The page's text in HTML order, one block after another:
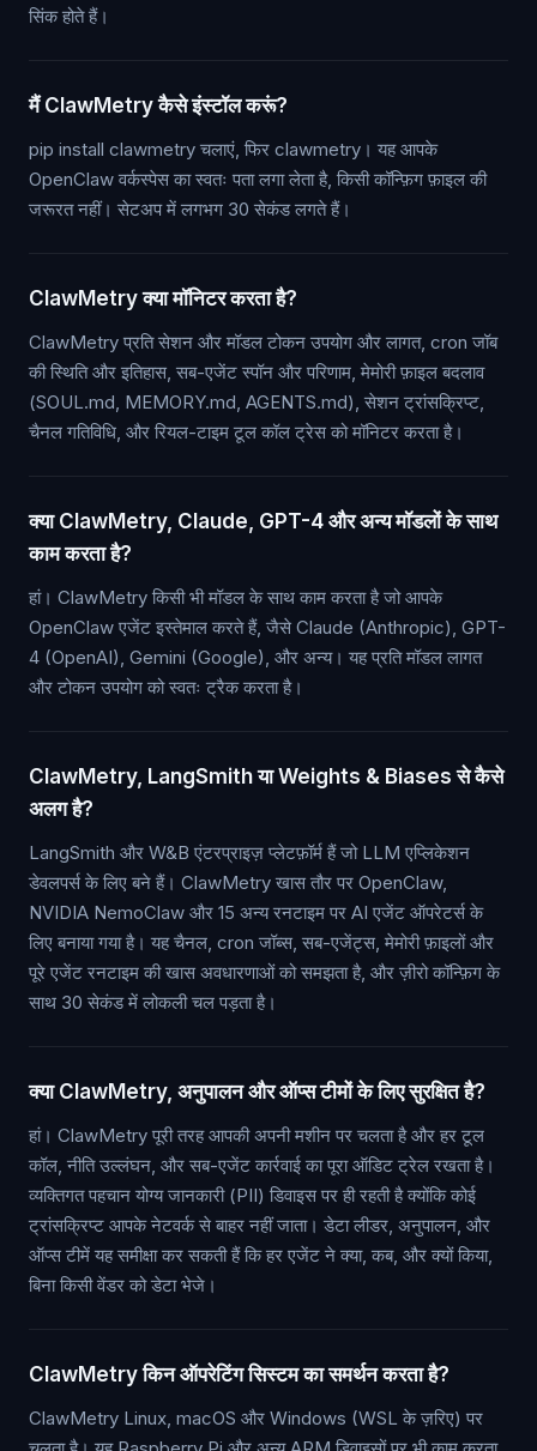
सिंक होते हैं।
मैं ClawMetry कैसे इंस्टॉल करूं?
pip install clawmetry चलाएं, फिर clawmetry। यह आपके
OpenClaw वर्कस्पेस का स्वतः पता लगा लेता है, किसी कॉन्फ़िग फ़ाइल की
जरूरत नहीं। सेटअप में लगभग 30 सेकंड लगते हैं।
ClawMetry क्या मॉनिटर करता है?
ClawMetry प्रति सेशन और मॉडल टोकन उपयोग और लागत, cron जॉब
की स्थिति और इतिहास, सब-एजेंट स्पॉन और परिणाम, मेमोरी फ़ाइल बदलाव
(SOUL.md, MEMORY.md, AGENTS.md), सेशन ट्रांसक्रिप्ट,
चैनल गतिविधि, और रियल-टाइम टूल कॉल ट्रेस को मॉनिटर करता है।
क्या ClawMetry, Claude, GPT-4 और अन्य मॉडलों के साथ
काम करता है?
हां। ClawMetry किसी भी मॉडल के साथ काम करता है जो आपके
OpenClaw एजेंट इस्तेमाल करते हैं, जैसे Claude (Anthropic), GPT-
4 (OpenAI), Gemini (Google), और अन्य। यह प्रति मॉडल लागत
और टोकन उपयोग को स्वतः ट्रैक करता है।
ClawMetry, LangSmith या Weights & Biases से कैसे
अलग है?
LangSmith और W&B एंटरप्राइज़ प्लेटफ़ॉर्म हैं जो LLM एप्लिकेशन
डेवलपर्स के लिए बने हैं। ClawMetry खास तौर पर OpenClaw,
NVIDIA NemoClaw और 15 अन्य रनटाइम पर AI एजेंट ऑपरेटर्स के
लिए बनाया गया है। यह चैनल, cron जॉब्स, सब-एजेंट्स, मेमोरी फ़ाइलों और
पूरे एजेंट रनटाइम की खास अवधारणाओं को समझता है, और ज़ीरो कॉन्फ़िग के
साथ 30 सेकंड में लोकली चल पड़ता है।
क्या ClawMetry, अनुपालन और ऑप्स टीमों के लिए सुरक्षित है?
हां। ClawMetry पूरी तरह आपकी अपनी मशीन पर चलता है और हर टूल
कॉल, नीति उल्लंघन, और सब-एजेंट कार्रवाई का पूरा ऑडिट ट्रेल रखता है।
व्यक्तिगत पहचान योग्य जानकारी (PII) डिवाइस पर ही रहती है क्योंकि कोई
ट्रांसक्रिप्ट आपके नेटवर्क से बाहर नहीं जाता। डेटा लीडर, अनुपालन, और
ऑप्स टीमें यह समीक्षा कर सकती हैं कि हर एजेंट ने क्या, कब, और क्यों किया,
बिना किसी वेंडर को डेटा भेजे।
ClawMetry किन ऑपरेटिंग सिस्टम का समर्थन करता है?
ClawMetry Linux, macOS और Windows (WSL के ज़रिए) पर